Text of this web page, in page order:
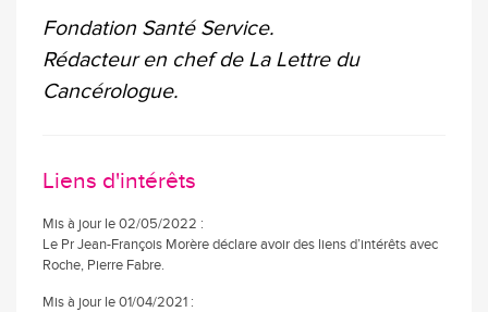
Fondation Santé Service.
Rédacteur en chef de La Lettre du
Cancérologue.
Liens d'intérêts
Mis à jour le 02/05/2022 :
Le Pr Jean-François Morère déclare avoir des liens d’intérêts avec
Roche, Pierre Fabre.
Mis à jour le 01/04/2021 :